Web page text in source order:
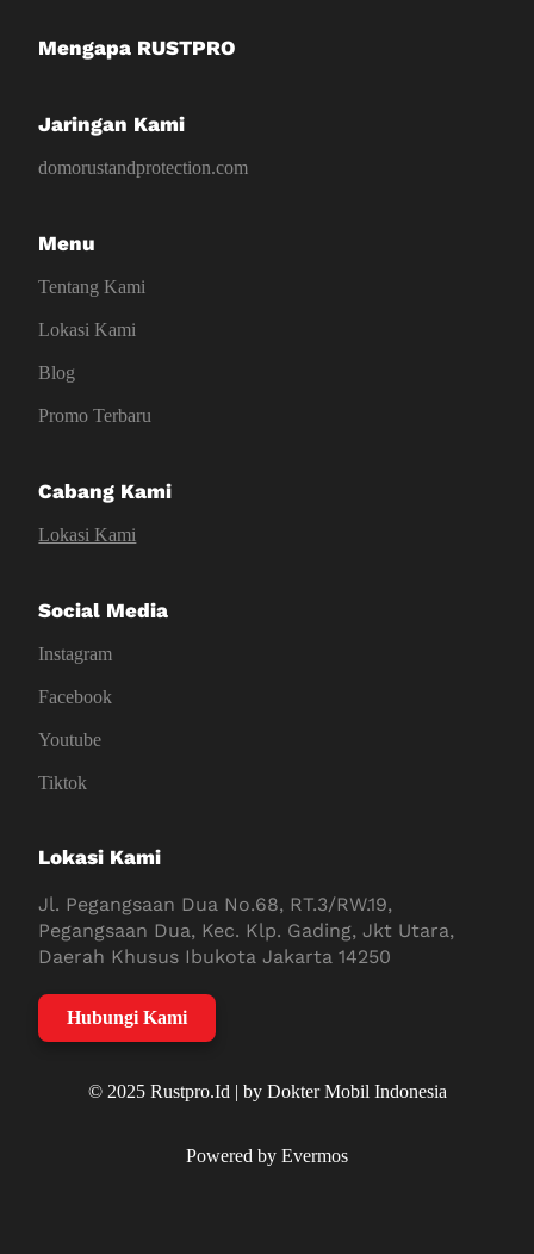
Mengapa RUSTPRO
Jaringan Kami
domorustandprotection.com
Menu
Tentang Kami
Lokasi Kami
Blog
Promo Terbaru
Cabang Kami
Lokasi Kami
Social Media
Instagram
Facebook
Youtube
Tiktok
Lokasi Kami
Jl. Pegangsaan Dua No.68, RT.3/RW.19,
Pegangsaan Dua, Kec. Klp. Gading, Jkt Utara,
Daerah Khusus Ibukota Jakarta 14250
Hubungi Kami
© 2025 Rustpro.Id | by Dokter Mobil Indonesia
Powered by Evermos